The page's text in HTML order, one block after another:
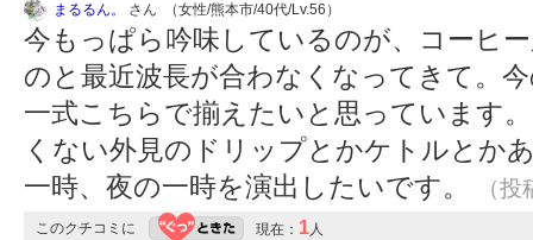
まるるん。 さん （女性/熊本市/40代/Lv.56）
今もっぱら吟味しているのが、コーヒ
のと最近波長が合わなくなってきて。
一式こちらで揃えたいと思っています
くない外見のドリップとかケトルとか
一時、夜の一時を演出したいです。
（
このクチコミに 現在： 1人